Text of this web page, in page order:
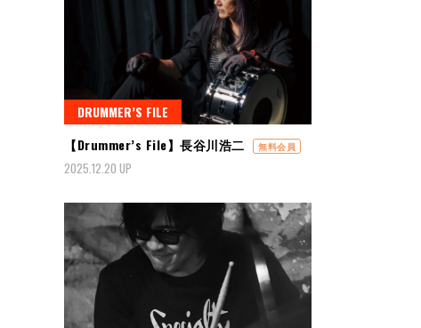
DRUMMER’S FILE
【Drummer’s File】長谷川浩二
無料会員
2025.12.20 UP